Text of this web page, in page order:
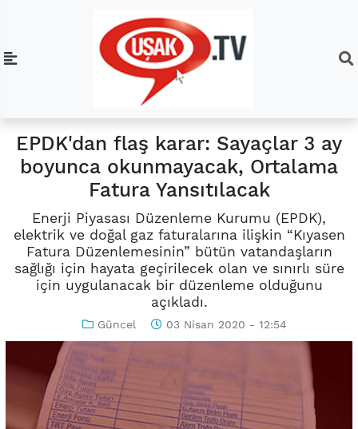
EPDK'dan flaş karar: Sayaçlar 3 ay
boyunca okunmayacak, Ortalama
Fatura Yansıtılacak
Enerji Piyasası Düzenleme Kurumu (EPDK),
elektrik ve doğal gaz faturalarına ilişkin “Kıyasen
Fatura Düzenlemesinin” bütün vatandaşların
sağlığı için hayata geçirilecek olan ve sınırlı süre
için uygulanacak bir düzenleme olduğunu
açıkladı.
Güncel 03 Nisan 2020 - 12:54